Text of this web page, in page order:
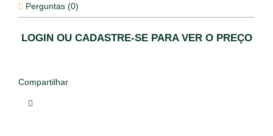
Perguntas (0)
LOGIN OU CADASTRE-SE PARA VER O PREÇO
Compartilhar